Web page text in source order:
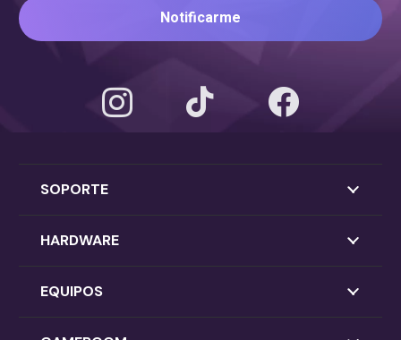
Notificarme
SOPORTE
HARDWARE
EQUIPOS